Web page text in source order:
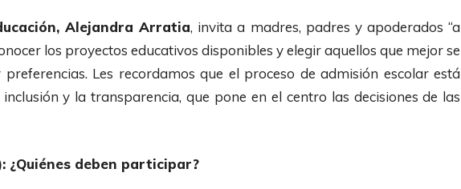
Alejandra Arratia, invita a madres, padres y apoderados “a
los proyectos educativos disponibles y elegir aquellos que mejor se
Les recordamos que el proceso de admisión escolar está
y la transparencia, que pone en el centro las decisiones de las
¿Quiénes deben participar?